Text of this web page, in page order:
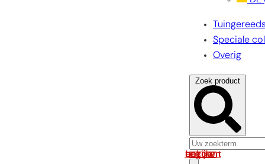
Speciale
Overig
Zoek product
Log in om uw account te bekijken